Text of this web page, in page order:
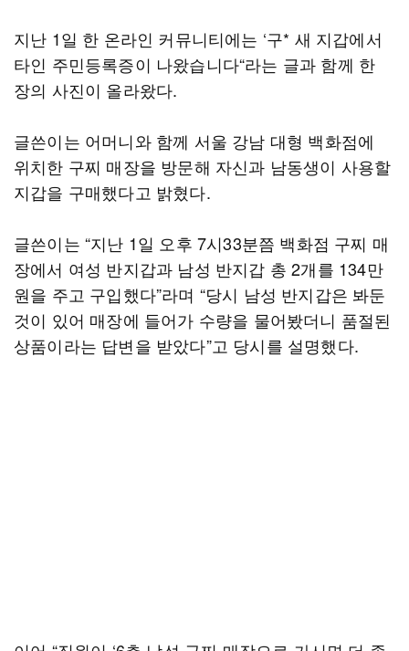
지난 1일 한 온라인 커뮤니티에는 ‘구* 새 지갑에서
타인 주민등록증이 나왔습니다“라는 글과 함께 한
장의 사진이 올라왔다.
글쓴이는 어머니와 함께 서울 강남 대형 백화점에
위치한 구찌 매장을 방문해 자신과 남동생이 사용할
지갑을 구매했다고 밝혔다.
글쓴이는 “지난 1일 오후 7시33분쯤 백화점 구찌 매
장에서 여성 반지갑과 남성 반지갑 총 2개를 134만
원을 주고 구입했다”라며 “당시 남성 반지갑은 봐둔
것이 있어 매장에 들어가 수량을 물어봤더니 품절된
상품이라는 답변을 받았다”고 당시를 설명했다.